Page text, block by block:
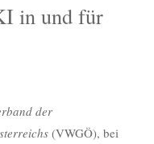
in und für
der
(VWGÖ), bei